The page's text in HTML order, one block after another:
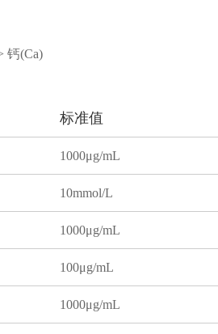
钙(Ca)
标准值
1000μg/mL
10mmol/L
1000μg/mL
100μg/mL
1000μg/mL